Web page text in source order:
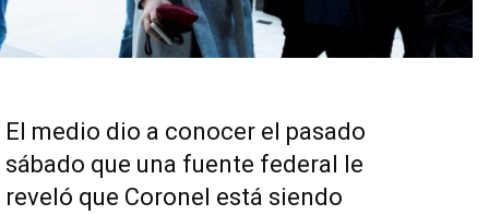
El medio dio a conocer el pasado
sábado que una fuente federal le
reveló que Coronel está siendo